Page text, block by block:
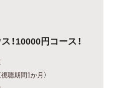
！10000円コース！
聴期間1か月）